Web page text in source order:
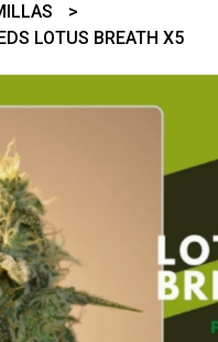
LOTUS BREATH X5